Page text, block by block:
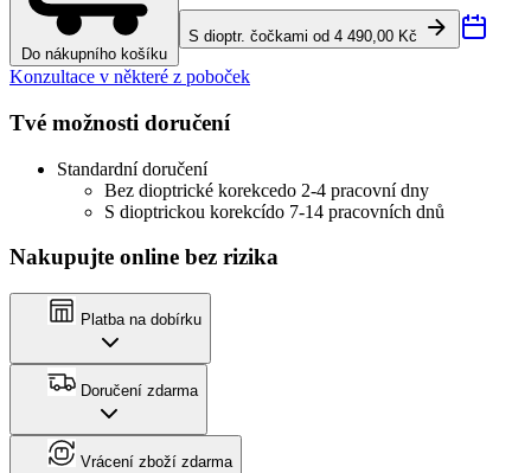
Do nákupního košíku
S dioptr. čočkami od 4 490,00 Kč
Konzultace v některé z poboček
Tvé možnosti doručení
Standardní doručení
Bez dioptrické korekcedo 2-4 pracovní dny
S dioptrickou korekcído 7-14 pracovních dnů
Nakupujte online bez rizika
Platba na dobírku
Doručení zdarma
Vrácení zboží zdarma